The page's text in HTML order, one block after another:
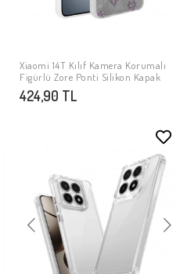
SEPETE EKLE
Xiaomi 14T Kılıf Kamera Korumalı
Figürlü Zore Ponti Silikon Kapak
424,90 TL